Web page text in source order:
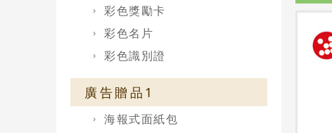
彩色獎勵卡
彩色名片
彩色識別證
廣告贈品1
海報式面紙包